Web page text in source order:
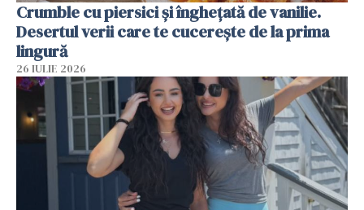
Crumble cu piersici și înghețată de vanilie.
Desertul verii care te cucerește de la prima
lingură
26 IULIE 2026